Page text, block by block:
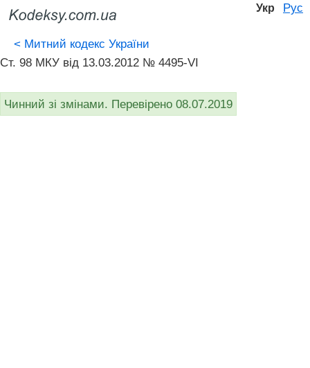
Укр Рус
< Митний кодекс України
Ст. 98 МКУ від 13.03.2012 № 4495-VI
Чинний зі змінами. Перевірено 08.07.2019